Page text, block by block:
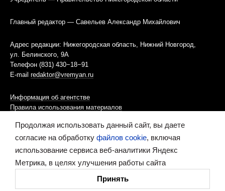
Главный редактор — Савельев Александр Михайлович
Адрес редакции: Нижегородская область, Нижний Новгород,
ул. Белинского, 9А
Телефон (831) 430−18−91
E-mail redaktor@vremyan.ru
Информация об агентстве
Правила использования материалов
Информационная политика использования «cookies»-файлов
Ресурс содержит материалы 16+
Продолжая использовать данный сайт, вы даете
согласие на обработку файлов cookie, включая
использование сервиса веб-аналитики Яндекс
Метрика, в целях улучшения работы сайта
Принять